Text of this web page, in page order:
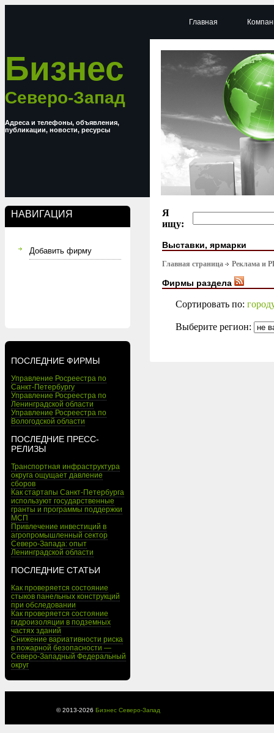
Бизнес
Северо-Запад
Адреса и телефоны, объявления,
публикации, новости, ресурсы
НАВИГАЦИЯ
Добавить фирму
ПОСЛЕДНИЕ ФИРМЫ
Управление Росреестра по
Санкт-Петербургу
Управление Росреестра по
Ленинградской области
Управление Росреестра по
Вологодской области
ПОСЛЕДНИЕ ПРЕСС-
РЕЛИЗЫ
Транспортная инфраструктура
округа ощущает давление
сборов
Как стартапы Санкт-Петербурга
используют государственные
гранты и программы поддержки
МСП
Привлечение инвестиций в
агропромышленный сектор
Северо-Запада: опыт
Ленинградской области
ПОСЛЕДНИЕ СТАТЬИ
Как проверяется состояние
стыков панельных конструкций
при обследовании
Как проверяется состояние
гидроизоляции в подземных
частях зданий
Снижение вариативности риска
в пожарной безопасности —
Северо-Западный Федеральный
округ
Главная
Я
ищу:
Выставки, ярмарки
Главная страница Реклама и
Фирмы раздела
Сортировать по:
Выберите регион:
© 2013-2026 Бизнес Северо-Запад